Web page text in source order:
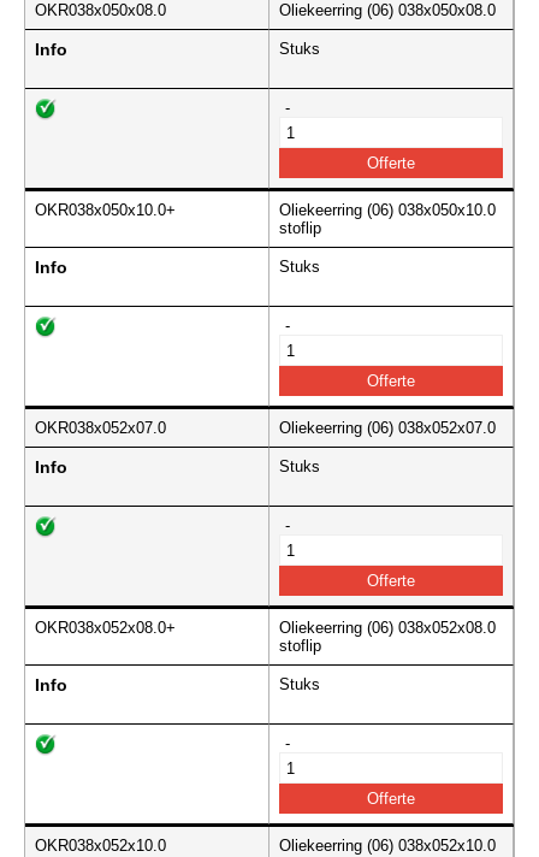
OKR038x050x08.0 Oliekeerring (06) 038x050x08.0
Info Stuks
-
OKR038x050x10.0+
Oliekeerring (06) 038x050x10.0
stoflip
Info Stuks
-
OKR038x052x07.0 Oliekeerring (06) 038x052x07.0
Info Stuks
-
OKR038x052x08.0+
Oliekeerring (06) 038x052x08.0
stoflip
Info Stuks
-
OKR038x052x10.0 Oliekeerring (06) 038x052x10.0